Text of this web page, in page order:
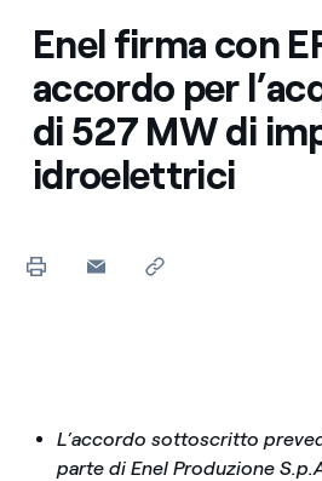
Enel firma con
accordo per
di 527 MW di
idroelettrici
L’accordo sottoscritto
parte di Enel Produzione